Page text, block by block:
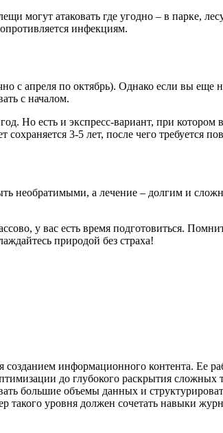
могут атаковать где угодно – в парке,
инфекциям.
с апреля по октябрь). Однако если вы еще
с началом.
Но есть и экспресс-вариант, при котором
3-5 лет, после чего требуется
необратимыми, а лечение – долгим и
у вас есть время подготовиться.
природой без страха!
информационного контента. Ее
до глубокого раскрытия
большие объемы данных и
уровня должен сочетать навыки